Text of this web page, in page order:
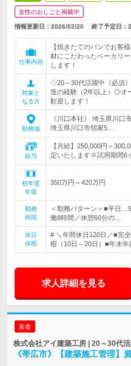
女性のおしごと掲載中
情報更新日：2026/02/20 終了予定日：
仕事内容
【焼きたてのパンでお客
材にこだわったベーカリ
します！
対象と
なる方
◇20～30代活躍中《必須
造の経験（2年以上）◎オ
歓迎します！
勤務地
《川口本社》 埼玉県川口
埼玉県川口市領家5…
給与
【月給】250,000円～
定いたします※試用期間6
初年度
年収
350万円～420万円
勤務
時間
＜勤務パターン＞■平日
働8時間／休憩60分の…
休日
休暇
# ＼年間休日120日／■完
暇（10日～20日）■年末年
求人詳細を見る
新着
株式会社アイ建築工房 | 20～30代
《帯広市》【建築施工管理】